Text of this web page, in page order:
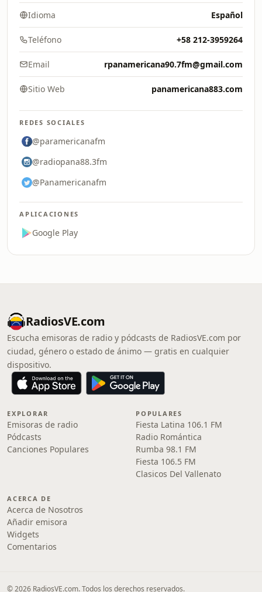
Idioma Español
Teléfono +58 212-3959264
Email rpanamericana90.7fm@gmail.com
Sitio Web panamericana883.com
REDES SOCIALES
@paramericanafm
@radiopana88.3fm
@Panamericanafm
APLICACIONES
Google Play
RadiosVE.com
Escucha emisoras de radio y pódcasts de RadiosVE.com por
ciudad, género o estado de ánimo — gratis en cualquier
dispositivo.
EXPLORAR
Emisoras de radio
Pódcasts
Canciones Populares
POPULARES
Fiesta Latina 106.1 FM
Radio Romántica
Rumba 98.1 FM
Fiesta 106.5 FM
Clasicos Del Vallenato
ACERCA DE
Acerca de Nosotros
Añadir emisora
Widgets
Comentarios
© 2026 RadiosVE.com. Todos los derechos reservados.